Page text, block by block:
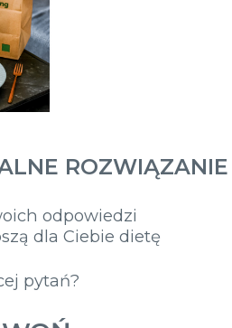
ROZWIĄZANIE
odpowiedzi
dla Ciebie dietę
pytań?